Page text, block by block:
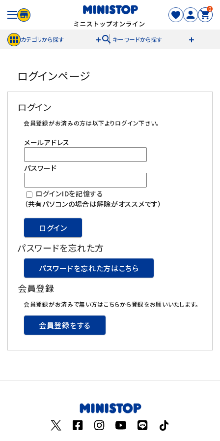
0
カテゴリから探す search キーワードから探す
meeting_room ログイン person 新規登録
セール商品
カテゴリから探す
冷凍食品
スイーツ
お菓子
酒類
日用品
ギフト
ログインページ
ログイン
会員登録がお済みの方は以下よりログイン下さい。
メールアドレス
パスワード
ログインIDを記憶する
（共有パソコンの場合は解除がオススメです）
ログイン
パスワードを忘れた方
パスワードを忘れた方はこちら
会員登録
会員登録がお済みで無い方はこちらから登録をお願いいたします。
会員登録をする